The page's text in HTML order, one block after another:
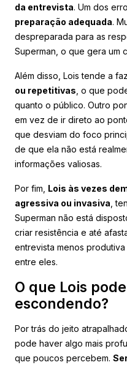
da entrevista. Um dos
preparação adequada.
despreparada para as
Superman, o que gera um
Além disso, Lois tende a
ou repetitivas, o que
quanto o público. Outro
em vez de ir direto ao
que desviam do foco
de que ela não está
informações valiosas.
Por fim, Lois às vezes
agressiva ou invasiva,
Superman não está
criar resistência e até
entrevista menos
entre eles.
O que Lois
escondendo?
Por trás do jeito
pode haver algo mais
que poucos percebem.